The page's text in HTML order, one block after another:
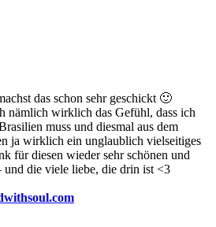
das schon sehr geschickt 🙂
nämlich wirklich das Gefühl, dass ich
muss und diesmal aus dem
ja wirklich ein unglaublich vielseitiges
für diesen wieder sehr schönen und
und die viele liebe, die drin ist <3